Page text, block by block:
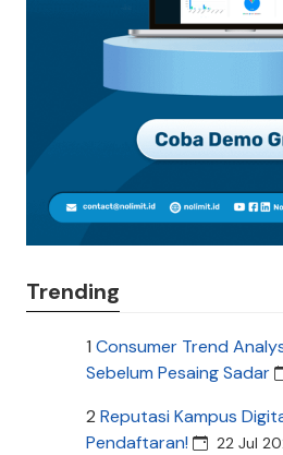
Trending
1 Consumer Trend
Sebelum Pesaing Sadar
2 Reputasi Kampus
Pendaftaran!
22 Jul